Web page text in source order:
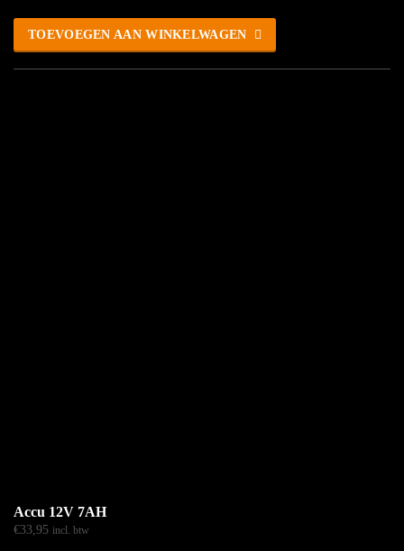
TOEVOEGEN AAN WINKELWAGEN
Accu 12V 7AH
€33,95 incl. btw